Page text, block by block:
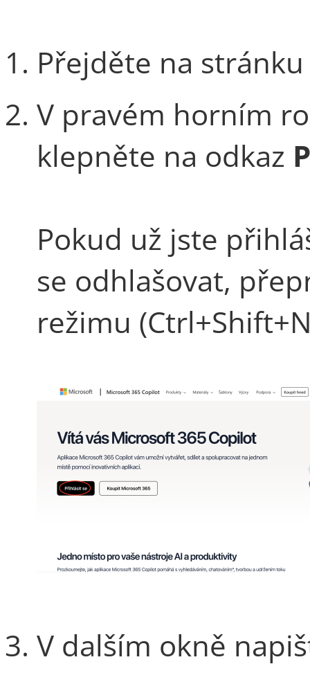
Přejděte na
V pravém horním
klepněte na odkaz
Pokud už jste
se odhlašovat,
režimu
V dalším okně